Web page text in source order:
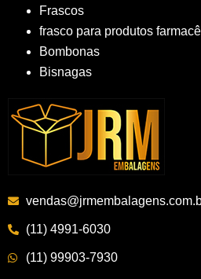
Frascos
frasco para produtos
Bombonas
Bisnagas
(11) 4991-6030
(11) 99903-7930